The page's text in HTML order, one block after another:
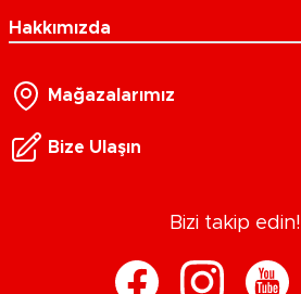
Hakkımızda
Mağazalarımız
Bize Ulaşın
Bizi takip edin!